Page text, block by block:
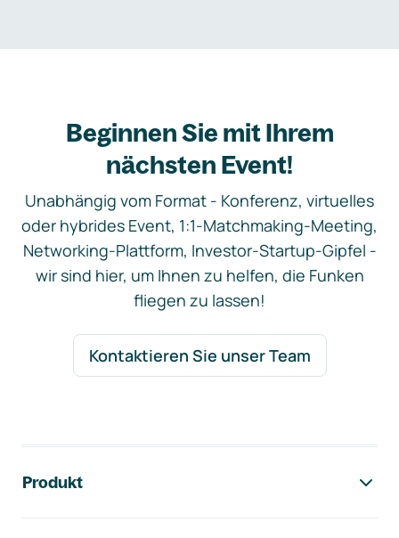
Beginnen Sie mit Ihrem
nächsten Event!
Unabhängig vom Format - Konferenz, virtuelles
oder hybrides Event, 1:1-Matchmaking-Meeting,
Networking-Plattform, Investor-Startup-Gipfel -
wir sind hier, um Ihnen zu helfen, die Funken
fliegen zu lassen!
Kontaktieren Sie unser Team
Produkt